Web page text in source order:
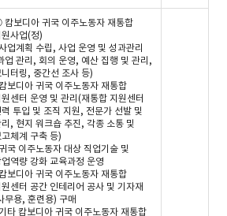
보디아 귀국 이주노동자 재통합
사업(정)
업계획 수립, 사업 운영 및 성과관리
업 관리, 회의 운영, 예산 집행 및 관리,
니터링, 중간선 조사 등)
보디아 귀국 이주노동자 재통합
센터 운영 및 관리(재통합 지원센터
력 투입 및 조직 지원, 전문가 선발 및
, 현지 워크숍 추진, 각종 소통 및
고체계 구축 등)
국 이주노동자 대상 직업기술 및
업역량 강화 교육과정 운영
보디아 귀국 이주노동자 재통합
센터 공간 인테리어 공사 및 기자재
무용, 훈련용) 구매
타 캄보디아 귀국 이주노동자 재통합